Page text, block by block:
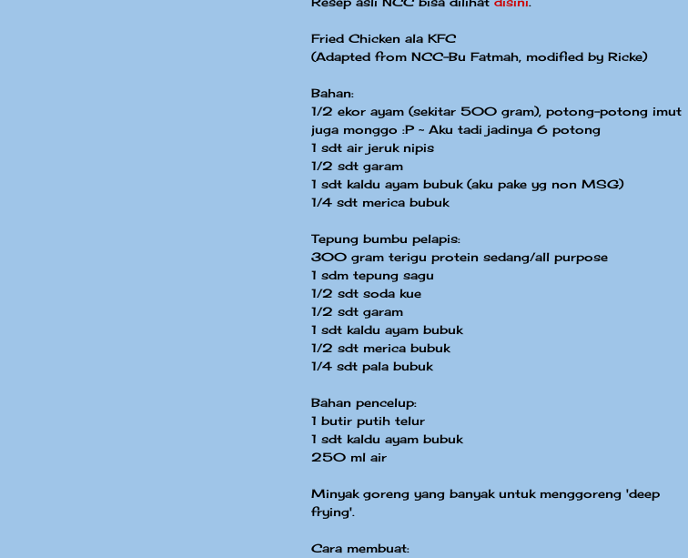
Fried Chicken ala KFC
(Adapted from NCC-Bu Fatmah, modified by Ricke)
Bahan:
1/2 ekor ayam (sekitar 500 gram), potong-potong imut
juga monggo :P ~ Aku tadi jadinya 6 potong
1 sdt air jeruk nipis
1/2 sdt garam
1 sdt kaldu ayam bubuk (aku pake yg non MSG)
1/4 sdt merica bubuk
Tepung bumbu pelapis:
300 gram terigu protein sedang/all purpose
1 sdm tepung sagu
1/2 sdt soda kue
1/2 sdt garam
1 sdt kaldu ayam bubuk
1/2 sdt merica bubuk
1/4 sdt pala bubuk
Bahan pencelup:
1 butir putih telur
1 sdt kaldu ayam bubuk
250 ml air
Minyak goreng yang banyak untuk menggoreng 'deep
frying'.
Cara membuat: